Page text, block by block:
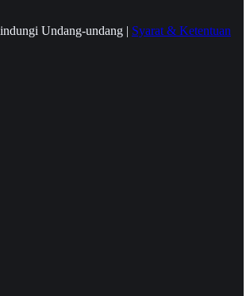
Undang-undang | Syarat & Ketentuan